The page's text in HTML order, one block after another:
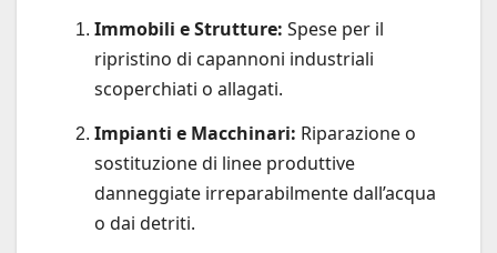
Immobili e Strutture: Spese per il
ripristino di capannoni industriali
scoperchiati o allagati.
Impianti e Macchinari: Riparazione o
sostituzione di linee produttive
danneggiate irreparabilmente dall’acqua
o dai detriti.